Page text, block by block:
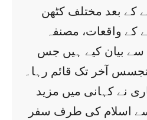
کے بعد مختلف کٹھن
کے واقعات، مصنفہ
بیان کیے ہیں جس
آخر تک قائم رہا۔
نے کہانی میں مزید
اسلام کی طرف سفر